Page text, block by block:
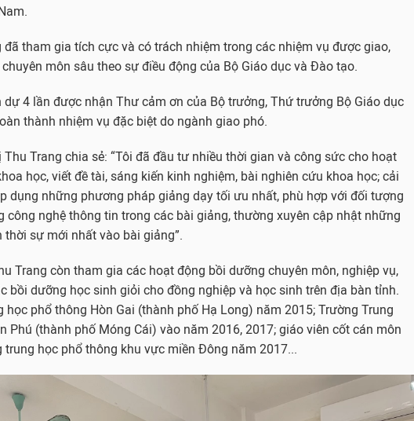
đã tham gia tích cực và có trách nhiệm trong các nhiệm vụ được giao,
môn sâu theo sự điều động của Bộ Giáo dục và Đào tạo.
dự 4 lần được nhận Thư cảm ơn của Bộ trưởng, Thứ trưởng Bộ Giáo dục
thành nhiệm vụ đặc biệt do ngành giao phó.
Thu Trang chia sẻ: “Tôi đã đầu tư nhiều thời gian và công sức cho hoạt
học, viết đề tài, sáng kiến kinh nghiệm, bài nghiên cứu khoa học; cải
dụng những phương pháp giảng dạy tối ưu nhất, phù hợp với đối tượng
công nghệ thông tin trong các bài giảng, thường xuyên cập nhật những
sự mới nhất vào bài giảng”.
Trang còn tham gia các hoạt động bồi dưỡng chuyên môn, nghiệp vụ,
bồi dưỡng học sinh giỏi cho đồng nghiệp và học sinh trên địa bàn tỉnh.
học phổ thông Hòn Gai (thành phố Hạ Long) năm 2015; Trường Trung
Phú (thành phố Móng Cái) vào năm 2016, 2017; giáo viên cốt cán môn
trung học phổ thông khu vực miền Đông năm 2017...